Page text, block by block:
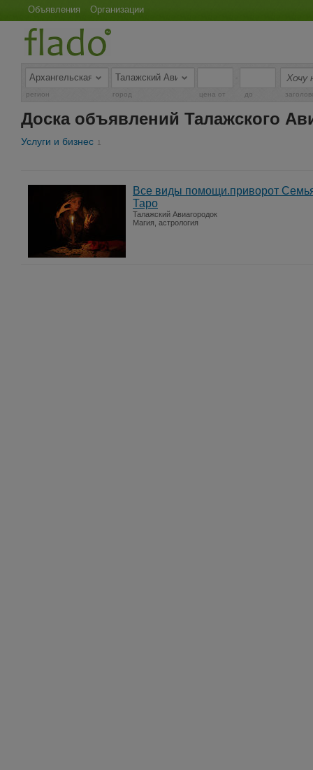
Объявления Организации
-
регион город цена от до
Доска объявлений Талажского
Услуги и бизнес 1
Все виды помощи.приворот
Таро
Талажский Авиагородок
Магия, астрология